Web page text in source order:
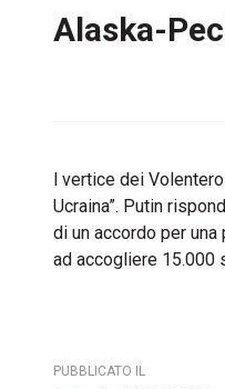
Alaska-
l vertice dei
Ucraina”. Putin
di un accordo per
ad accogliere 15.000
PUBBLICATO IL